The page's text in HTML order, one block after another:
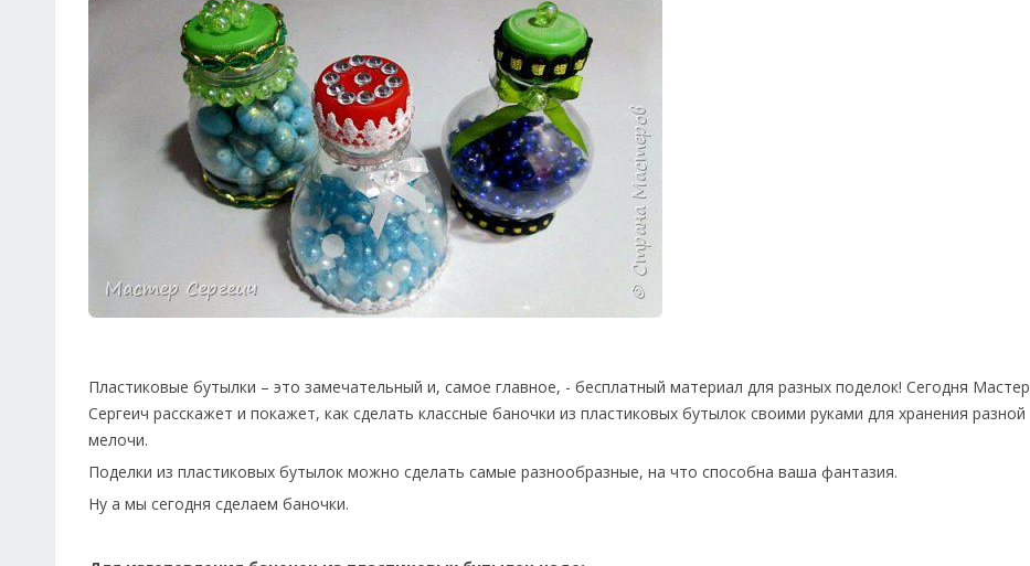
Пластиковые бутылки – это замечательный и, самое главное, - бесплатный материал для разных поделок! Сегодня Мастер
Сергеич расскажет и покажет, как сделать классные баночки из пластиковых бутылок своими руками для хранения разной
мелочи.
Поделки из пластиковых бутылок можно сделать самые разнообразные, на что способна ваша фантазия.
Ну а мы сегодня сделаем баночки.